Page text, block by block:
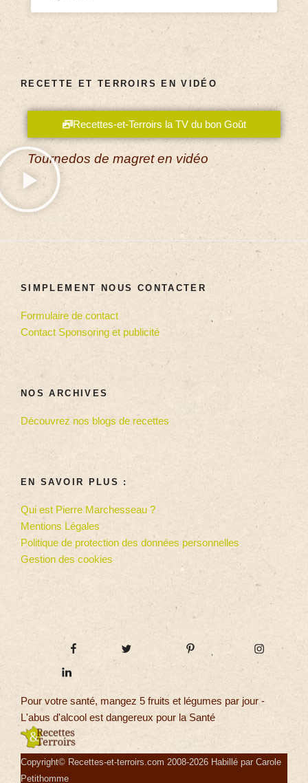
RECETTE ET TERROIRS EN VIDÉO
Recettes-et-Terroirs la TV du bon Goût
Tournedos de magret en vidéo
SIMPLEMENT NOUS CONTACTER
Formulaire de contact
Contact Sponsoring et publicité
NOS ARCHIVES
Découvrez nos blogs de recettes
EN SAVOIR PLUS :
Qui est Pierre Marchesseau ?
Mentions Légales
Politique de protection des données personnelles
Gestion des cookies
Pour votre santé, mangez 5 fruits et légumes par jour -
L'abus d'alcool est dangereux pour la Santé
Copyright© Recettes-et-terroirs.com 2008-2026 Habillé par Carole
Petithomme